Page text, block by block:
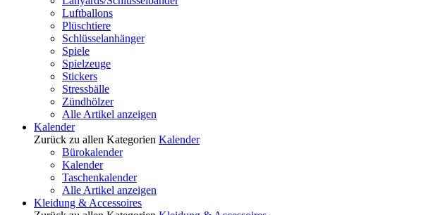
Luftballons
Plüschtiere
Schlüsselanhänger
Spiele
Spielzeuge
Stickers
Stressbälle
Zündhölzer
Alle Artikel anzeigen
Kalender
Zurück zu allen Kategorien Kalender
Bürokalender
Kalender
Taschenkalender
Alle Artikel anzeigen
Kleidung & Accessoires